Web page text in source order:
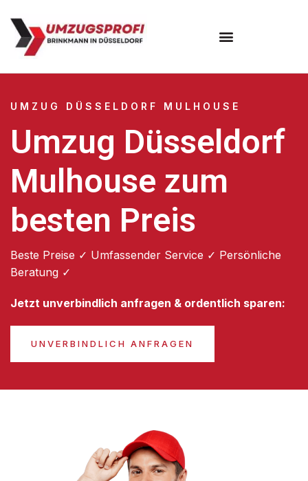
UMZUG DÜSSELDORF MULHOUSE
Umzug Düsseldorf
Mulhouse zum
besten Preis
Beste Preise ✓ Umfassender Service ✓ Persönliche
Beratung ✓
Jetzt unverbindlich anfragen & ordentlich sparen:
UNVERBINDLICH ANFRAGEN